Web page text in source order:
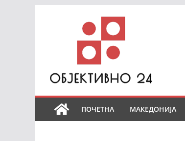
ПОЧЕТНА МАКЕДОНИЈА